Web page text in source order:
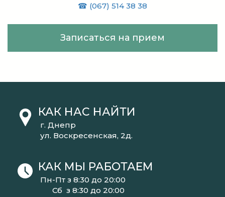
☎ (067) 514 38 38
Записаться на прием
КАК НАС НАЙТИ
г. Днепр
ул. Воскресенская, 2д.
КАК МЫ РАБОТАЕМ
Пн-Пт з 8:30 до 20:00
Сб з 8:30 до 20:00